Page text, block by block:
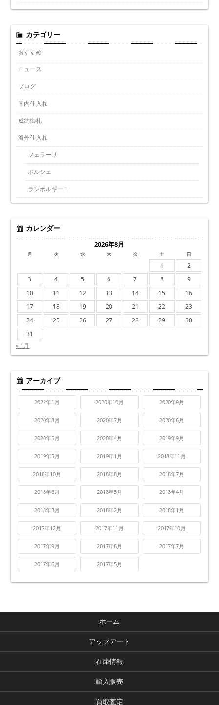
カテゴリー
おすすめ
ニュース
ブログ
国内仕入れ
成約御礼
海外仕入れ
フェラーリ
ポルシェ
ランボルギーニ
カレンダー
2026年8月
月 火 水 木 金 土 日
1
2
3
4 5 6 7 8
9
10
11 12 13 14 15
16
17
18 19 20 21 22
23
24
25 26 27 28 29
30
31
« 1月
アーカイブ
2022年1月 2020年10月 2020年9月
2020年8月 2020年7月 2020年6月
2020年5月 2020年4月 2019年9月
2019年5月 2019年1月 2018年11月
2018年10月 2018年8月 2018年7月
2018年6月 2018年5月 2018年4月
2018年3月 2018年2月 2018年1月
2017年12月 2017年11月 2017年10月
2017年9月 2017年8月 2017年7月
2017年6月 2017年5月
ホーム
アップデート
在庫情報
輸入販売
買取査定